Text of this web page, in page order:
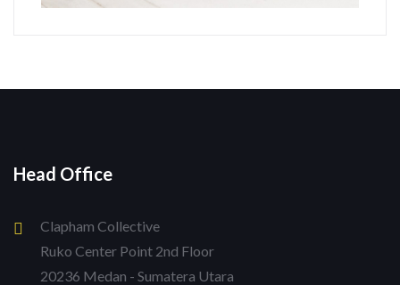
Head Office
Clapham Collective
Ruko Center Point 2nd Floor
20236 Medan - Sumatera Utara